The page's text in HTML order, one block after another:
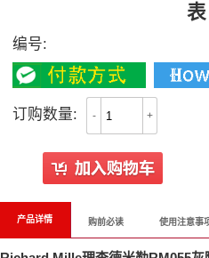
表
编号:
订购数量: - +
产品详情 购前必读 使用注意事